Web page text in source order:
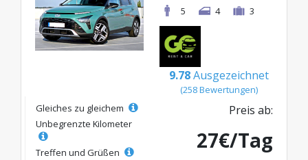
5
4 3
9.78 Ausgezeichnet
(258 Bewertungen)
Gleiches zu gleichem
Unbegrenzte Kilometer
Treffen und Grüßen
Preis ab:
27€/Tag